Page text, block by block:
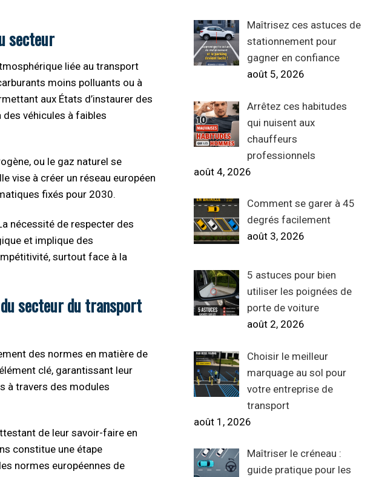
secteur
liée au transport
moins polluants ou à
aux États d’instaurer des
des véhicules à faibles
ou le gaz naturel se
vise à créer un réseau européen
fixés pour 2030.
nécessité de respecter des
et implique des
surtout face à la
secteur du transport
des normes en matière de
clé, garantissant leur
à travers des modules
de leur savoir-faire en
constitue une étape
normes européennes de
Maîtrisez ces astuces de
stationnement pour
gagner en confiance
août 5, 2026
Arrêtez ces habitudes
qui nuisent aux
chauffeurs
professionnels
août 4, 2026
Comment se garer à 45
degrés facilement
août 3, 2026
5 astuces pour bien
utiliser les poignées de
porte de voiture
août 2, 2026
Choisir le meilleur
marquage au sol pour
votre entreprise de
transport
août 1, 2026
Maîtriser le créneau :
guide pratique pour les